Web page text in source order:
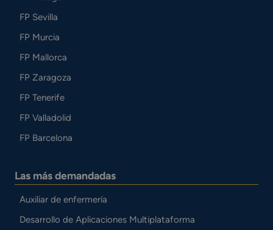
FP Sevilla
FP Murcia
FP Mallorca
FP Zaragoza
FP Tenerife
FP Valladolid
FP Barcelona
Las más demandadas
Auxiliar de enfermería
Desarrollo de Aplicaciones Multiplataforma